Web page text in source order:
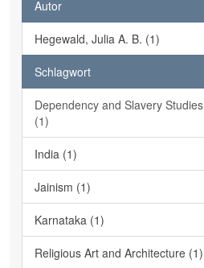
Autor
Hegewald, Julia A. B. (1)
Schlagwort
Dependency and Slavery Studies
(1)
India (1)
Jainism (1)
Karnataka (1)
Religious Art and Architecture (1)